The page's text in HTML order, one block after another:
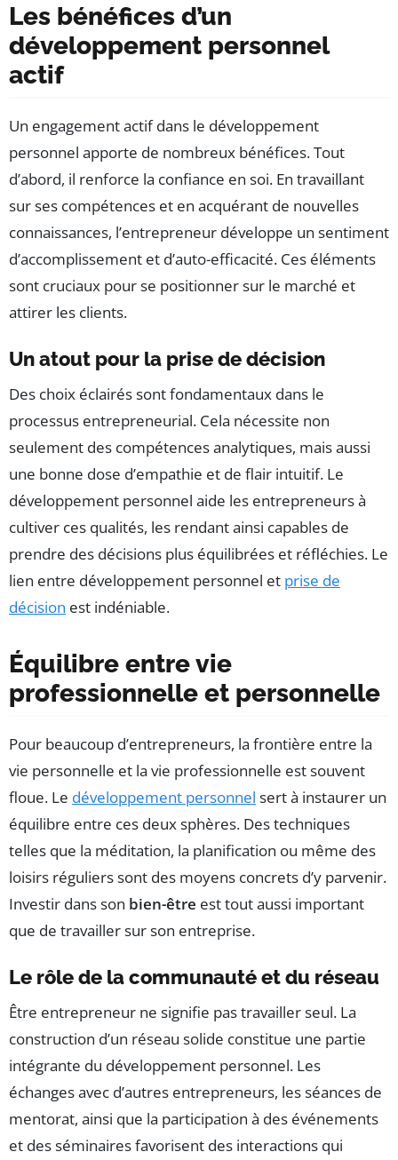
Les bénéfices d’un
développement personnel
actif
Un engagement actif dans le développement
personnel apporte de nombreux bénéfices. Tout
d’abord, il renforce la confiance en soi. En travaillant
sur ses compétences et en acquérant de nouvelles
connaissances, l’entrepreneur développe un sentiment
d’accomplissement et d’auto-efficacité. Ces éléments
sont cruciaux pour se positionner sur le marché et
attirer les clients.
Un atout pour la prise de décision
Des choix éclairés sont fondamentaux dans le
processus entrepreneurial. Cela nécessite non
seulement des compétences analytiques, mais aussi
une bonne dose d’empathie et de flair intuitif. Le
développement personnel aide les entrepreneurs à
cultiver ces qualités, les rendant ainsi capables de
prendre des décisions plus équilibrées et réfléchies. Le
lien entre développement personnel et prise de
décision est indéniable.
Équilibre entre vie
professionnelle et personnelle
Pour beaucoup d’entrepreneurs, la frontière entre la
vie personnelle et la vie professionnelle est souvent
floue. Le développement personnel sert à instaurer un
équilibre entre ces deux sphères. Des techniques
telles que la méditation, la planification ou même des
loisirs réguliers sont des moyens concrets d’y parvenir.
Investir dans son bien-être est tout aussi important
que de travailler sur son entreprise.
Le rôle de la communauté et du réseau
Être entrepreneur ne signifie pas travailler seul. La
construction d’un réseau solide constitue une partie
intégrante du développement personnel. Les
échanges avec d’autres entrepreneurs, les séances de
mentorat, ainsi que la participation à des événements
et des séminaires favorisent des interactions qui